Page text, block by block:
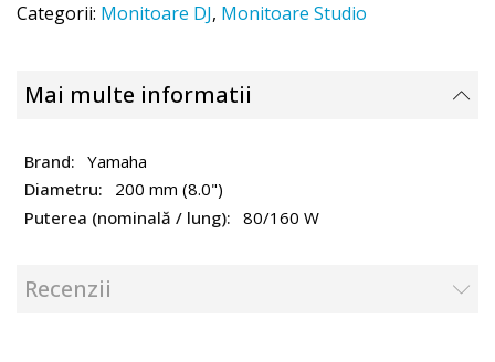
Categorii: Monitoare DJ, Monitoare Studio
Mai multe informatii
Yamaha
200 mm (8.0")
80/160 W
Recenzii